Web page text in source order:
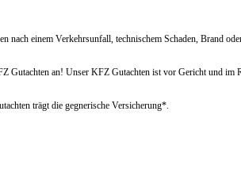
einem Verkehrsunfall, technischem Schaden, Brand
Gutachten an! Unser KFZ Gutachten ist vor Gericht und
trägt die gegnerische Versicherung*.